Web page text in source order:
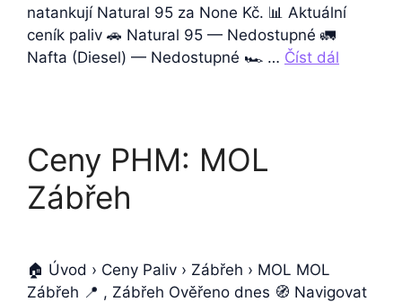
natankují Natural 95 za None Kč. 📊 Aktuální
ceník paliv 🚗 Natural 95 — Nedostupné 🚛
Nafta (Diesel) — Nedostupné 🏎️ … Číst dál
Ceny PHM: MOL
Zábřeh
🏠 Úvod › Ceny Paliv › Zábřeh › MOL MOL
Zábřeh 📍 , Zábřeh Ověřeno dnes 🧭 Navigovat